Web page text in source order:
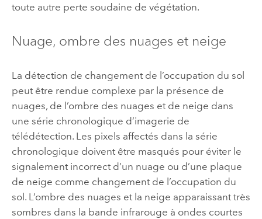
toute autre perte soudaine de végétation.
Nuage, ombre des nuages et neige
La détection de changement de l’occupation du sol
peut être rendue complexe par la présence de
nuages, de l’ombre des nuages et de neige dans
une série chronologique d’imagerie de
télédétection. Les pixels affectés dans la série
chronologique doivent être masqués pour éviter le
signalement incorrect d’un nuage ou d’une plaque
de neige comme changement de l’occupation du
sol. L’ombre des nuages et la neige apparaissant très
sombres dans la bande infrarouge à ondes courtes